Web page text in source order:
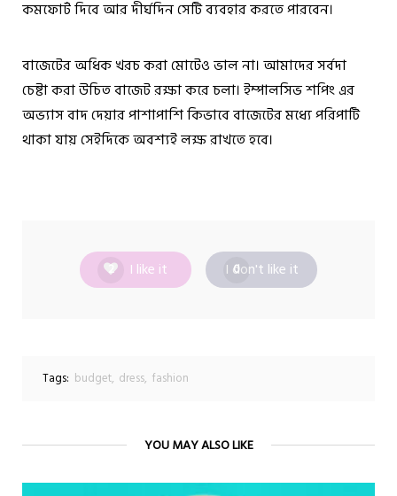
কমফোর্ট দিবে আর দীর্ঘদিন সেটি ব্যবহার করতে পারবেন।
বাজেটের অধিক খরচ করা মোটেও ভাল না। আমাদের সর্বদা
চেষ্টা করা উচিত বাজেট রক্ষা করে চলা। ইম্পালসিভ শপিং এর
অভ্যাস বাদ দেয়ার পাশাপাশি কিভাবে বাজেটের মধ্যেপরিপাটি
থাকা যায় সেইদিকে অবশ্যই লক্ষ রাখতে হবে।
2 I like it 0
I don't like it
Tags: budget dress fashion
YOU MAY ALSO LIKE